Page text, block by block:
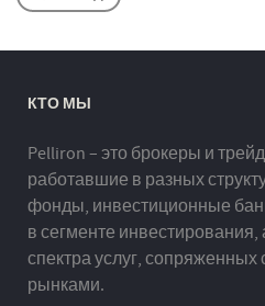
КТО МЫ
Pelliron – это брокеры и
работавшие в разных
фонды, инвестиционные
в сегменте инвестирования,
спектра услуг,
рынками.